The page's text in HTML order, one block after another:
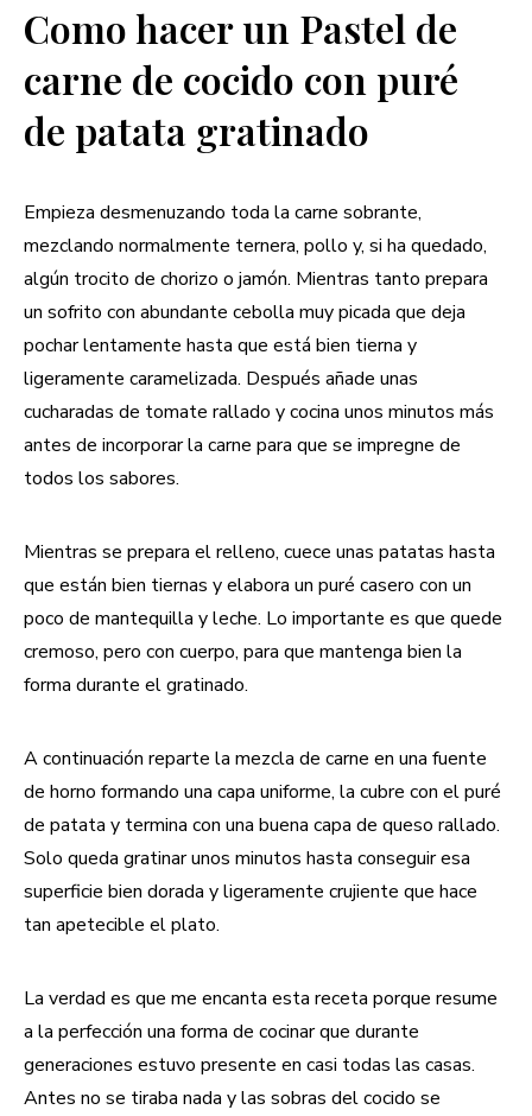
Como hacer un Pastel de
carne de cocido con puré
de patata gratinado
Empieza desmenuzando toda la carne sobrante,
mezclando normalmente ternera, pollo y, si ha quedado,
algún trocito de chorizo o jamón. Mientras tanto prepara
un sofrito con abundante cebolla muy picada que deja
pochar lentamente hasta que está bien tierna y
ligeramente caramelizada. Después añade unas
cucharadas de tomate rallado y cocina unos minutos más
antes de incorporar la carne para que se impregne de
todos los sabores.
Mientras se prepara el relleno, cuece unas patatas hasta
que están bien tiernas y elabora un puré casero con un
poco de mantequilla y leche. Lo importante es que quede
cremoso, pero con cuerpo, para que mantenga bien la
forma durante el gratinado.
A continuación reparte la mezcla de carne en una fuente
de horno formando una capa uniforme, la cubre con el puré
de patata y termina con una buena capa de queso rallado.
Solo queda gratinar unos minutos hasta conseguir esa
superficie bien dorada y ligeramente crujiente que hace
tan apetecible el plato.
La verdad es que me encanta esta receta porque resume
a la perfección una forma de cocinar que durante
generaciones estuvo presente en casi todas las casas.
Antes no se tiraba nada y las sobras del cocido se